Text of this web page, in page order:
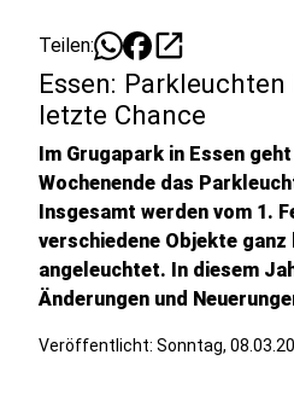
Teilen: open_in_new
Essen:
letzte Chance
Im Grugapark in Essen
Wochenende das
Insgesamt werden vom 1.
verschiedene Objekte ganz
angeleuchtet. In diesem
Änderungen und
Veröffentlicht: Sonntag,